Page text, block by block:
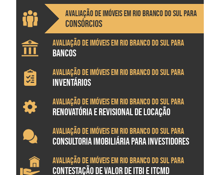
Avaliação de imóveis em Rio Branco do Sul para
CONSÓRCIOS
Avaliação de imóveis em Rio Branco do Sul para
BANCOS
Avaliação de imóveis em Rio Branco do Sul para
INVENTÁRIOS
Avaliação de imóveis em Rio Branco do Sul para
RENOVATÓRIA E REVISIONAL DE LOCAÇÃO
Avaliação de imóveis em Rio Branco do Sul para
CONSULTORIA IMOBILIÁRIA PARA INVESTIDORES
Avaliação de imóveis em Rio Branco do Sul para
CONTESTAÇÃO DE VALOR DE ITBI E ITCMD